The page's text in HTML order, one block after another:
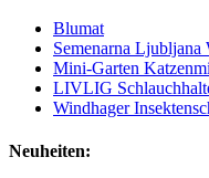
Blumat
Semenarna Ljubljana
Mini-Garten
LIVLIG
Windhager
Neuheiten: